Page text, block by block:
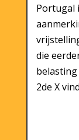
Portugal
die
2de X